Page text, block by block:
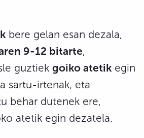
bere gelan esan dezala,
9-12 bitarte,
guztiek goiko atetik egin
sartu-irtenak, eta
behar dutenek ere,
atetik egin dezatela.